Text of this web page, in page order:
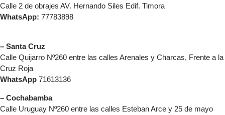
Calle 2 de obrajes AV. Hernando Siles Edif. Timora
WhatsApp: 77783898
– Santa Cruz
Calle Quijarro Nº260 entre las calles Arenales y Charcas, Frente a la
Cruz Roja
WhatsApp 71613136
– Cochabamba
Calle Uruguay Nº260 entre las calles Esteban Arce y 25 de mayo